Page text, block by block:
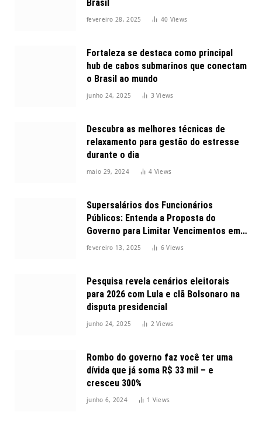
Brasil
fevereiro 28, 2025 40 Views
Fortaleza se destaca como principal
hub de cabos submarinos que conectam
o Brasil ao mundo
junho 24, 2025 3Views
Descubra as melhores técnicas de
relaxamento para gestão do estresse
durante o dia
maio 29, 2024 4 Views
Supersalários dos Funcionários
Públicos: Entenda a Proposta do
Governo para Limitar Vencimentos em
2025
fevereiro 13, 2025 6Views
Pesquisa revela cenários eleitorais
para 2026 com Lula e clã Bolsonaro na
disputa presidencial
junho 24, 2025 2Views
Rombo do governo faz você ter uma
dívida que já soma R$ 33 mil – e
cresceu 300%
junho 6, 2024 1 Views